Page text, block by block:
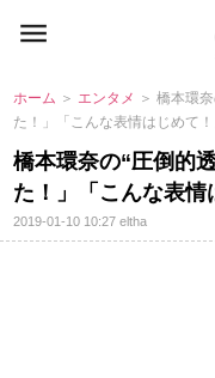
ホーム ＞ エンタメ ＞ 橋本環
た！」「こんな表情はじめて！
橋本環奈の“圧倒的
た！」「こんな表情
2019-01-10 10:27eltha